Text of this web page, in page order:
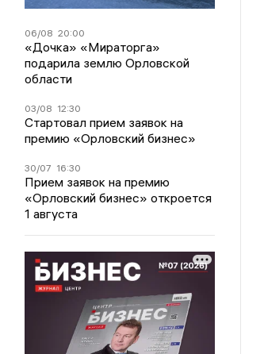
06/08 20:00
«Дочка» «Мираторга»
подарила землю Орловской
области
03/08 12:30
Стартовал прием заявок на
премию «Орловский бизнес»
30/07 16:30
Прием заявок на премию
«Орловский бизнес» откроется
1 августа